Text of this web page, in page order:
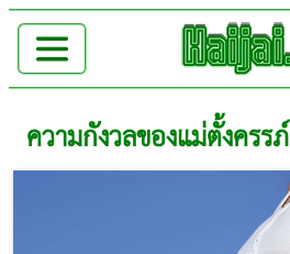
ความกังวลของแม่ตั้งครรภ์